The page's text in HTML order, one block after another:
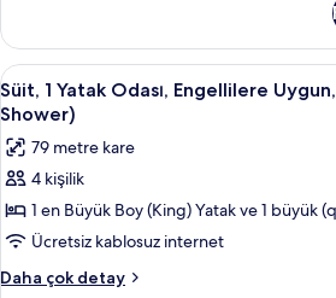
için
tüm
fotoğrafları
görün
Engellilere
Uygun,
Küvet
(Mobility
Hearing,
Kitchen)
hakkında
daha
fazla
Süit,
1
Yatak
Odası,
Engellilere
Uygun,
Mutfak
(Roll-
Kaliteli
6
Süit, 1 Yatak Odası, Engellilere
Shower)
79 metre kare
4 kişilik
1 en Büyük Boy (King) Yatak ve 1 büyük
Ücretsiz kablosuz internet
Daha çok detay
Süit,